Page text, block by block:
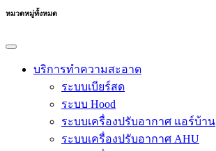
หมวดหมู่ทั้งหมด
บริการทำความสะอาด
ระบบเบียร์สด
ระบบ Hood
ระบบเครื่องปรับอากาศ แอร์บ้าน
ระบบเครื่องปรับอากาศ AHU